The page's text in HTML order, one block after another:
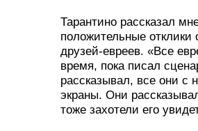
Тарантино рассказал
положительные
друзей-евреев. «Все
время, пока писал
рассказывал, все они с
экраны. Они
тоже захотели его